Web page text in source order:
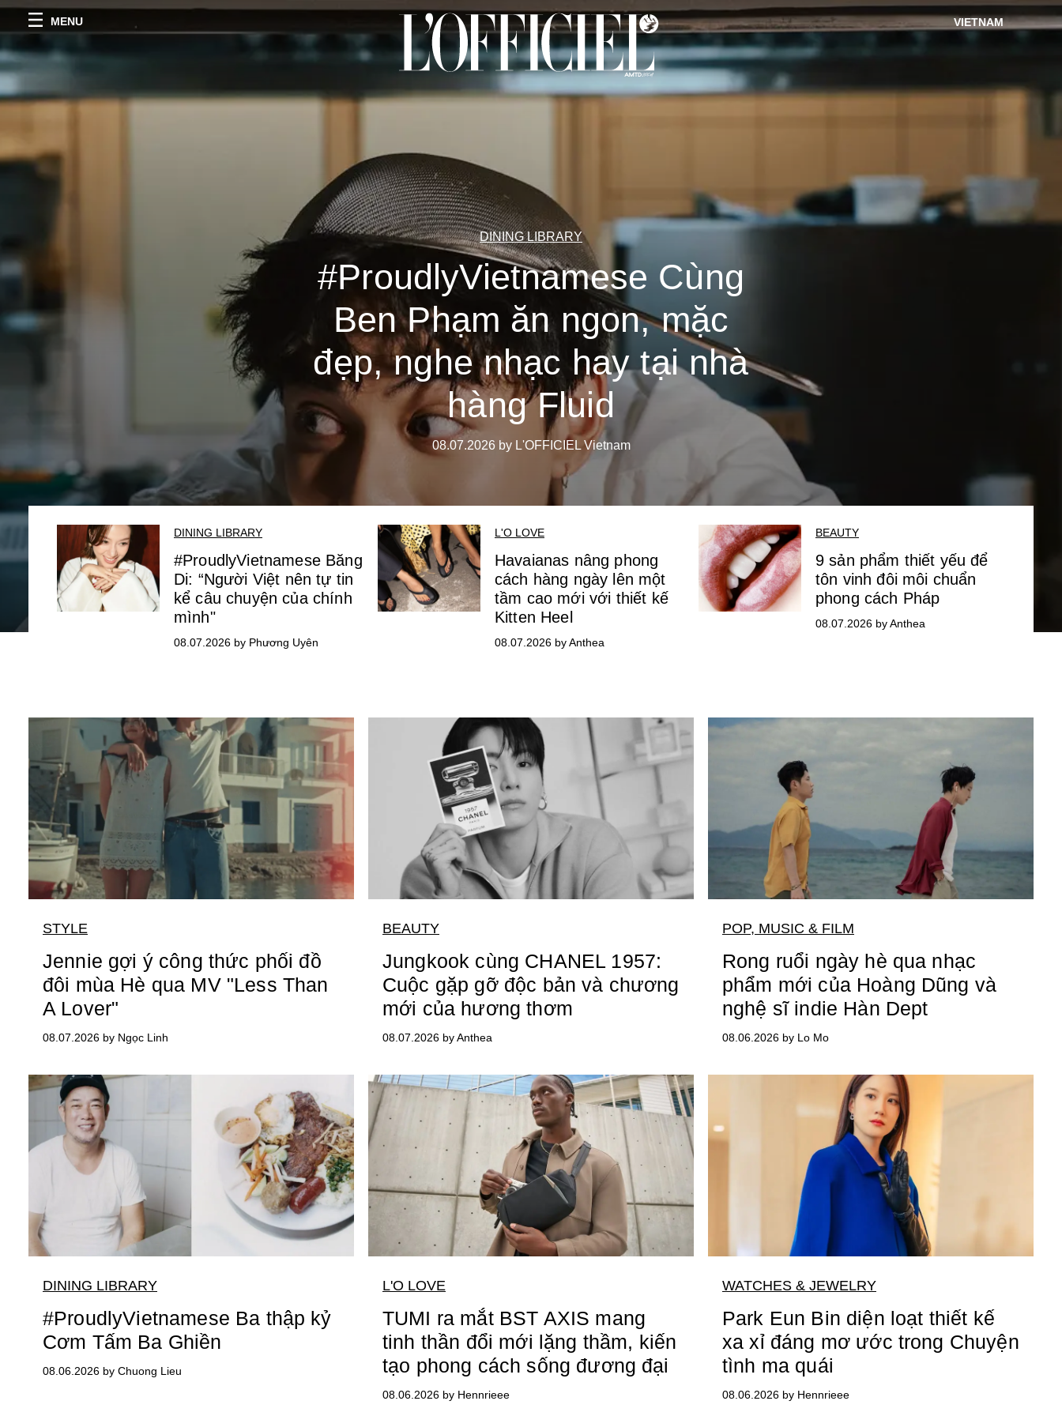
MENU VIETNAM
DINING LIBRARY
#ProudlyVietnamese Cùng
Ben Phạm ăn ngon, mặc
đẹp, nghe nhạc hay tại nhà
hàng Fluid
08.07.2026 by L'OFFICIEL Vietnam
DINING LIBRARY
#ProudlyVietnamese Băng
Di: “Người Việt nên tự tin
kể câu chuyện của chính
mình"
08.07.2026 by Phương Uyên
L'O LOVE
Havaianas nâng phong
cách hàng ngày lên một
tầm cao mới với thiết kế
Kitten Heel
08.07.2026 by Anthea
BEAUTY
9 sản phẩm thiết yếu để
tôn vinh đôi môi chuẩn
phong cách Pháp
08.07.2026 by Anthea
STYLE
Jennie gợi ý công thức phối đồ
đôi mùa Hè qua MV "Less Than
A Lover"
08.07.2026 by Ngọc Linh
BEAUTY
Jungkook cùng CHANEL 1957:
Cuộc gặp gỡ độc bản và chương
mới của hương thơm
08.07.2026 by Anthea
POP, MUSIC & FILM
Rong ruổi ngày hè qua nhạc
phẩm mới của Hoàng Dũng và
nghệ sĩ indie Hàn Dept
08.06.2026 by Lo Mo
DINING LIBRARY
#ProudlyVietnamese Ba thập kỷ
Cơm Tấm Ba Ghiền
08.06.2026 by Chuong Lieu
L'O LOVE
TUMI ra mắt BST AXIS mang
tinh thần đổi mới lặng thầm, kiến
tạo phong cách sống đương đại
08.06.2026 by Hennrieee
WATCHES & JEWELRY
Park Eun Bin diện loạt thiết kế
xa xỉ đáng mơ ước trong Chuyện
tình ma quái
08.06.2026 by Hennrieee